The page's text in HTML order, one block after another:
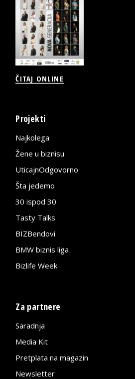
ČITAJ ONLINE
Projekti
Najkolega
Žene u biznisu
UticajnOdgovorno
Šta jedemo
30 ispod 30
Tasty Talks
BIZBendovi
BMW biznis liga
Bizlife Week
Za partnere
Saradnja
Media Kit
Pretplata na magazin
Newsletter